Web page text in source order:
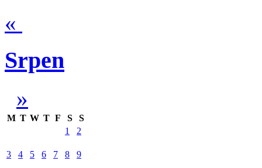
«
Srpen
»
M T W T F S
S
1
2
3 4 5 6 7 8 9